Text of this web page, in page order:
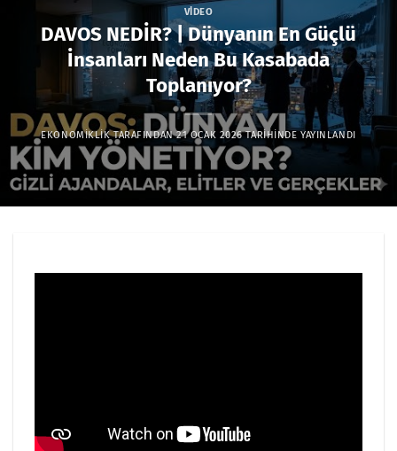
VIDEO
DAVOS NEDİR? | Dünyanın En Güçlü
İnsanları Neden Bu Kasabada
Toplanıyor?
EKONOMIKLIKTARAFINDAN 21 OCAK 2026TARIHINDE YAYINLANDI